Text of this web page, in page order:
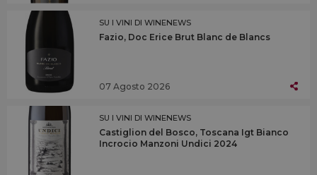
SU I VINI DI WINENEWS
Fazio, Doc Erice Brut Blanc de Blancs
07 Agosto 2026
SU I VINI DI WINENEWS
Castiglion del Bosco, Toscana Igt Bianco
Incrocio Manzoni Undici 2024